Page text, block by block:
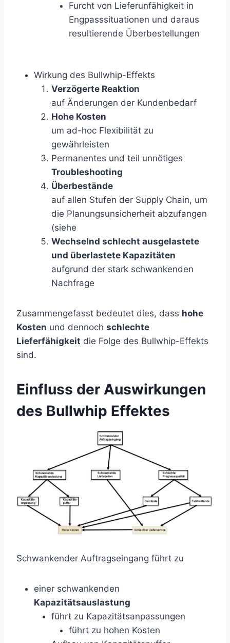
Furcht von Lieferunfähigkeit in
Engpasssituationen und daraus
resultierende Überbestellungen
Wirkung des Bullwhip-Effekts
Verzögerte Reaktion
auf Änderungen der Kundenbedarf
Hohe Kosten
um ad-hoc Flexibilität zu
gewährleisten
Permanentes und teil unnötiges
Troubleshooting
Überbestände
auf allen Stufen der Supply Chain, um
die Planungsunsicherheit abzufangen
(siehe
Wechselnd schlecht ausgelastete
und überlastete Kapazitäten
aufgrund der stark schwankenden
Nachfrage
Zusammengefasst bedeutet dies, dass hohe
Kosten und dennoch schlechte
Lieferfähigkeit die Folge des Bullwhip-Effekts
sind.
Einfluss der Auswirkungen
des Bullwhip Effektes
Schwankender Auftragseingang führt zu
einer schwankenden
Kapazitätsauslastung
führt zu Kapazitätsanpassungen
führt zu hohen Kosten